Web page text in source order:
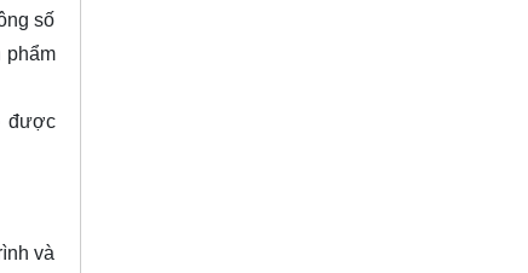
số
phẩm
được
và